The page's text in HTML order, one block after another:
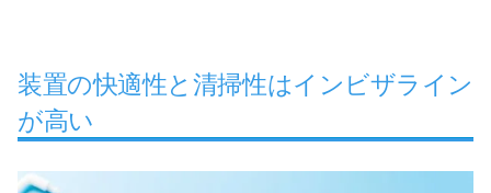
装置の快適性と清掃性はインビザライン
が高い